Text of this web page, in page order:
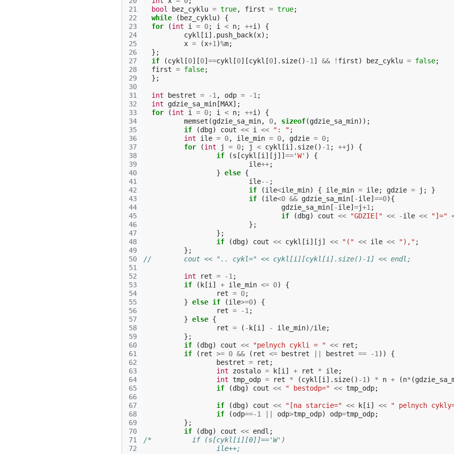
21
22
23
24
25
26
27
28
29
30
31
32
33
34
35
36
37
38
39
40
41
42
43
44
45
46
47
48
49
50
51
52
53
54
55
56
57
58
59
60
61
62
63
64
65
66
67
68
69
70
71
72
bool
bez_cyklu = true, first = true;
while
( bez_cyklu)
{
for
(int i = 0; i < n; ++i )
{
cykl [i ]. push_back(x);
x = (x+1 )%m;
};
if
(cykl [0][0] ==cykl [0][cykl [0]. size() -1 ] && ! first) bez_cyklu = false;
first = false;
};
int bestret = -1 , odp = -1 ;
int
gdzie_sa_min [MAX];
for
(int i = 0; i < n; ++i )
{
memset (gdzie_sa_min, 0, sizeof(gdzie_sa_min));
if
(dbg) cout << i << ": " ;
int
ile = 0, ile_min = 0, gdzie = 0;
for
(int j = 0; j < cykl [i ]. size() -1 ; ++j )
{
if
(s [cykl [i ][ j ]] =='W' )
{
ile++;
} else {
ile-- ;
if
(ile<ile_min) { ile_min = ile; gdzie = j ;
}
if
(ile<0 && gdzie_sa_min [ -ile] ==0){
gdzie_sa_min [ -ile] =j+1 ;
if
(dbg) cout << "GDZIE[" << -ile << "]="
};
};
if
(dbg) cout << cykl [i ][ j ] << "(" << ile << ")," ;
};
//	  cout << ".. cykl=" << cykl[i][cykl[i].size()-1] << endl;
int ret = -1 ;
if
( k [i ] + ile_min <= 0)
{
ret = 0;
} else if (ile>=0)
{
ret = -1 ;
} else {
ret = ( - k [i ] - ile_min) /ile;
};
if
(dbg) cout << "pelnych cykli = " << ret ;
if
( ret >= 0 && ( ret <= bestret bestret == -1 ))
{
bestret = ret ;
int
zostalo = k [i ] + ret * ile;
int tmp_odp = ret * (cykl [i ]. size() -1 ) * n + (n* (
if
(dbg) cout << " bestodp=" << tmp_odp;
if (dbg) cout << "[na starcie=" << k [i ] << " pelnych
if
(odp==-1 odp>tmp_odp) odp=tmp_odp;
};
if
(dbg) cout << endl ;
/*          if (s[cykl[i][0]]=='W')
		  ile++;